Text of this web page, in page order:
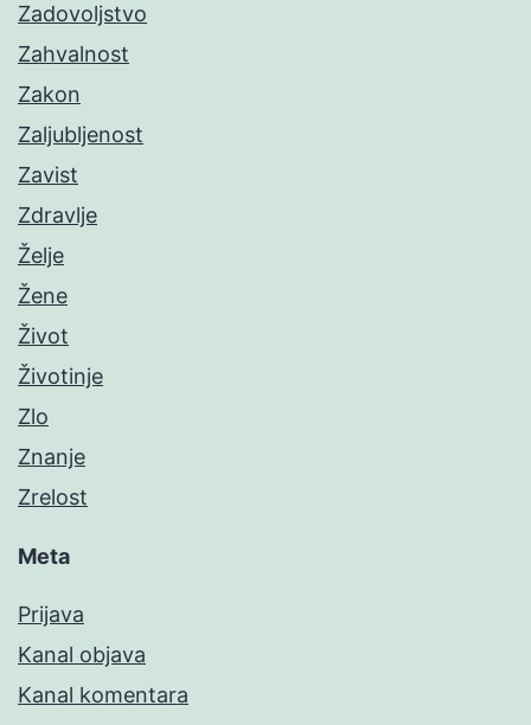
Zadovoljstvo
Zahvalnost
Zakon
Zaljubljenost
Zavist
Zdravlje
Želje
Žene
Život
Životinje
Zlo
Znanje
Zrelost
Meta
Prijava
Kanal objava
Kanal komentara